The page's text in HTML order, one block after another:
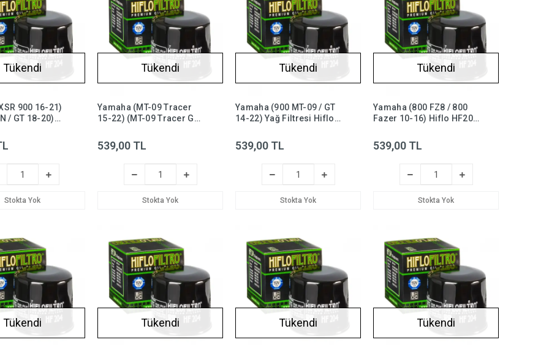
Tükendi
900 16-21)
/ GT 18-20)
Stokta Yok
Tükendi
Yamaha (MT-09 Tracer
15-22) (MT-09 Tracer GT
HF204
539,00 TL
Stokta Yok
Tükendi
Yamaha (900 MT-09 / GT
14-22) Yağ Filtresi Hiflo
539,00 TL
Stokta Yok
Tükendi
Yamaha (800 FZ8 / 800
Fazer 10-16) Hiflo HF204
539,00 TL
Stokta Yok
Tükendi Tükendi Tükendi Tükendi